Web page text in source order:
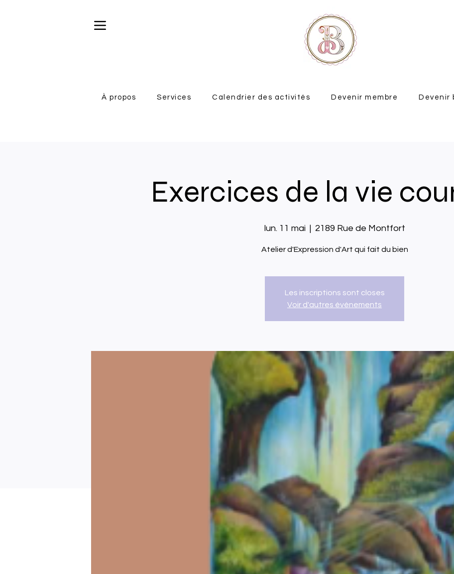
À propos Services Calendrier des activités Devenir membre Devenir
Exercices de la vie
lun. 11 mai
  |
2189 Rue de Montfort
Atelier d'Expression d'Art qui fait du bien
Les inscriptions sont closes
Voir d'autres événements